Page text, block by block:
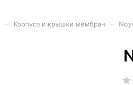
Корпуса и крышки мембран